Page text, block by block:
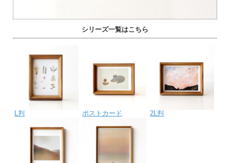
シリーズ一覧はこちら
L判 ポストカード 2L判